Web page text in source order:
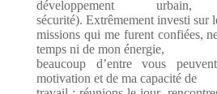
développement
sécurité). Extrêmement investi sur
missions qui me furent confiées,
temps ni de mon énergie,
beaucoup d’entre vous
motivation et de ma capacité de